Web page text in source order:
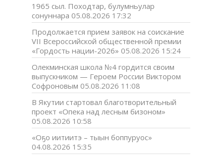
1965 сыл. Походтар, булумньулар
сонуннара 05.08.2026 17:32
Продолжается прием заявок на соискание
VII Всероссийской общественной премии
«Гордость нации-2026» 05.08.2026 15:24
Олекминская школа №4 гордится своим
выпускником — Героем России Виктором
Софроновым 05.08.2026 11:08
В Якутии стартовал благотворительный
проект «Опека над лесным бизоном»
05.08.2026 10:58
«Оҕо иитиитэ – тыын боппуруос»
04.08.2026 15:35